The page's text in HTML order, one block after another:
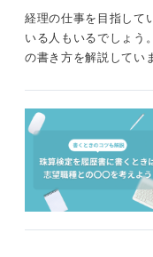
ることも必要です。
このように「資格
うハンデを乗り越
経理の仕事を目指して
いる人もいるでしょう
の書き方を解説してい